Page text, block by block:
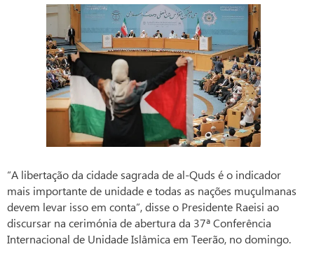
“A libertação da cidade sagrada de al-Quds é o indicador
mais importante de unidade e todas as nações muçulmanas
devem levar isso em conta”, disse o Presidente Raeisi ao
discursar na cerimónia de abertura da 37ª Conferência
Internacional de Unidade Islâmica em Teerão, no domingo.